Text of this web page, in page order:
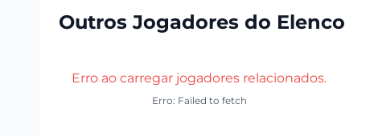
Outros Jogadores do Elenco
Erro ao carregar jogadores relacionados.
Erro: Failed to fetch